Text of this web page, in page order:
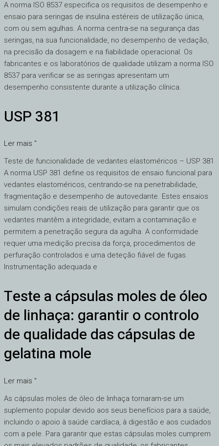
A norma ISO 8537 especifica os requisitos de desempenho e
ensaio para seringas de insulina estéreis de utilização única,
com ou sem agulhas. A norma centra-se na segurança das
seringas, na sua funcionalidade, no desempenho de vedação,
na precisão da dosagem e na fiabilidade operacional. Os
fabricantes e os laboratórios de qualidade utilizam a norma ISO
8537 para verificar se as seringas apresentam um
desempenho consistente durante a utilização clínica.
USP 381
USP
Ler mais "
Teste de funcionalidade de vedantes elastoméricos – USP 381
A norma USP 381 define os requisitos de ensaio funcional para
vedantes elastoméricos, centrando-se na penetrabilidade,
fragmentação e desempenho de autovedante. Estes ensaios
simulam condições reais de utilização para garantir que os
vedantes mantêm a integridade, evitam a contaminação e
permitem a penetração segura da agulha. A conformidade
requer uma medição precisa da força, procedimentos de
perfuração controlados e uma deteção fiável de fugas.
Instrumentação adequada e
Teste a cápsulas moles de óleo
de linhaça: garantir o controlo
de qualidade das cápsulas de
gelatina mole
Teste
cápsulas
moles
de
óleo
de
o
controlo
de
qualidade
Ler mais "
As cápsulas moles de óleo de linhaça tornaram-se um
suplemento popular devido aos seus benefícios para a saúde,
incluindo o apoio à saúde cardíaca, à digestão e aos cuidados
com a pele. Para garantir que estas cápsulas moles cumprem